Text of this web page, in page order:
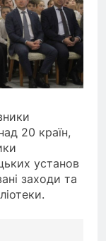
20 країн,
установ
заходи та